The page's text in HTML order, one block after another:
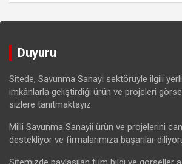
Duyuru
Sitede, Savunma Sanayi sektörüyle ilgili
imkânlarla geliştirdiği ürün ve projeleri görsel
sizlere tanıtmaktayız.
Milli Savunma Sanayii ürün ve projelerini
destekliyor ve firmalarımıza başarılar